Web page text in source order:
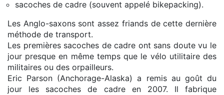
sacoches de cadre (souvent appelé bikepacking).
Les Anglo-saxons sont assez friands de cette dernière
méthode de transport.
Les premières sacoches de cadre ont sans doute vu le
jour presque en même temps que le vélo utilitaire des
militaires ou des orpailleurs.
Eric Parson (Anchorage-Alaska) a remis au goût du
jour les sacoches de cadre en 2007. Il fabrique